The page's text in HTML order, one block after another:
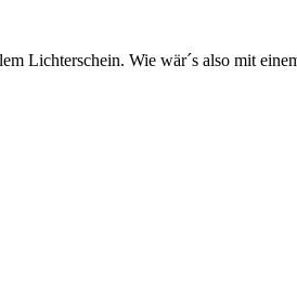
Lichterschein. Wie wär´s also mit